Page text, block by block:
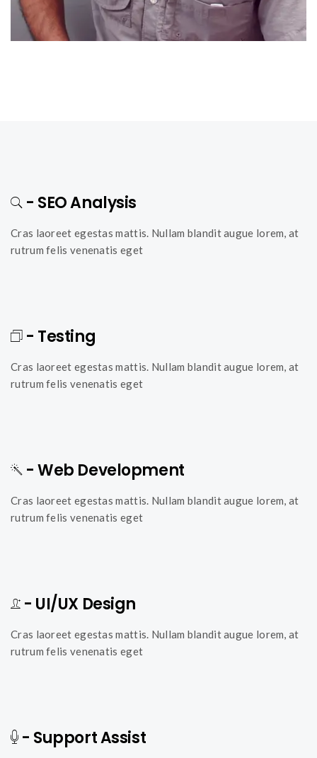
- SEO Analysis
Cras laoreet egestas mattis. Nullam blandit augue lorem, at
rutrum felis venenatis eget
- Testing
Cras laoreet egestas mattis. Nullam blandit augue lorem, at
rutrum felis venenatis eget
- Web Development
Cras laoreet egestas mattis. Nullam blandit augue lorem, at
rutrum felis venenatis eget
- UI/UX Design
Cras laoreet egestas mattis. Nullam blandit augue lorem, at
rutrum felis venenatis eget
- Support Assist